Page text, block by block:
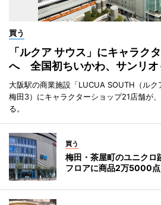
買う
「ルクア サウス」にキャラク
へ 全国初ちいかわ、サンリオ
大阪駅の商業施設「LUCUA SOUTH（ル
梅田3）にキャラクターショップ21店舗が
る。
買う
梅田・茶屋町のユニク
フロアに商品2万5000点